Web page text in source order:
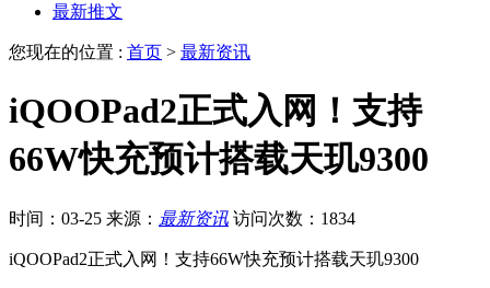
最新推文
您现在的位置 : 首页 > 最新资讯
iQOOPad2正式入网！支持
66W快充预计搭载天玑9300
时间：03-25 来源： 最新资讯 访问次数：1834
iQOOPad2正式入网！支持66W快充预计搭载天玑9300